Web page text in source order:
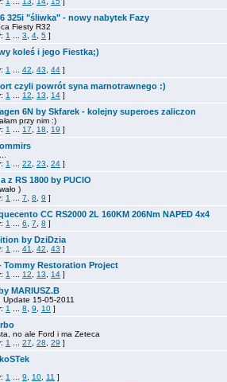
325i "śliwka" - nowy nabytek Fazy
Fiesty R32
1 3 4 5 ]
koleś i jego Fiestka;)
1 42 43 44 ]
czyli powrót syna marnotrawnego :)
1 12 13 14 ]
6N by Skfarek - kolejny superoes zaliczon
przy nim :)
1 17 18 19 ]
1 22 23 24 ]
z RS 1800 by PUCIO
)
1 7 8 9 ]
CC RS2000 2L 160KM 206Nm NAPED 4x4
1 6 7 8 ]
by DziDzia
1 41 42 43 ]
Tommy Restoration Project
1 12 13 14 ]
MARIUSZ.B
Update 15-05-2011
1 8 9 10 ]
no ale Ford i ma Zeteca
1 27 28 29 ]
1 9 10 11 ]